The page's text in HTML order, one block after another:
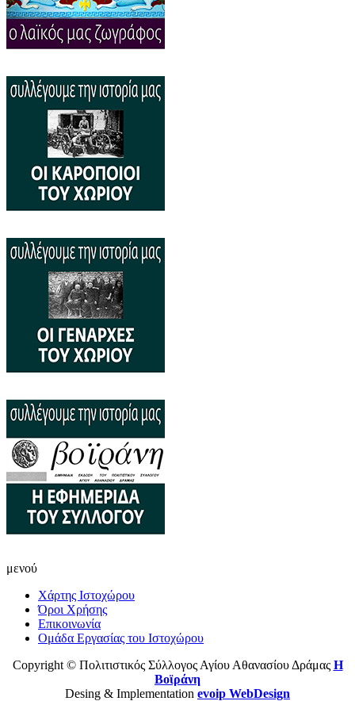
μενού
Χάρτης Ιστοχώρου
Όροι Χρήσης
Επικοινωνία
Ομάδα Εργασίας του Ιστοχώρου
Copyright © Πολιτιστικός Σύλλογος Αγίου Αθανασίου Δράμας Η
Βοϊράνη
Desing & Implementation evoip WebDesign